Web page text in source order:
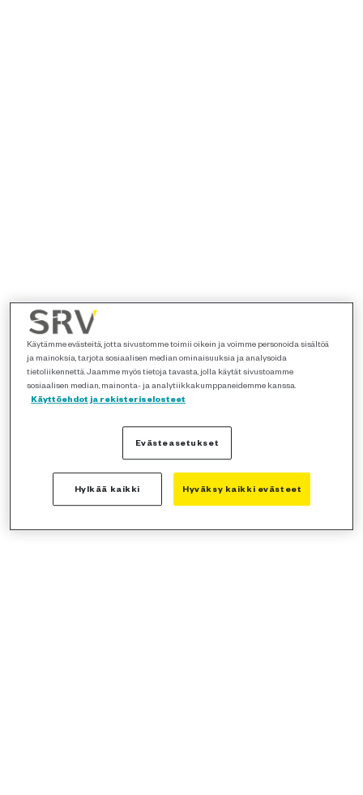
Käytämme evästeitä, jotta sivustomme toimii oikein ja voimme personoida sisältöä
ja mainoksia, tarjota sosiaalisen median ominaisuuksia ja analysoida
tietoliikennettä. Jaamme myös tietoja tavasta, jolla käytät sivustoamme
sosiaalisen median, mainonta- ja analytiikkakumppaneidemme kanssa.
Käyttöehdot ja rekisteriselosteet
Evästeasetukset
Hylkää kaikki Hyväksy kaikki evästeet